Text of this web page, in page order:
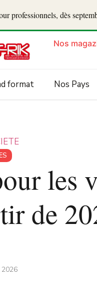
professionnels, dès
Nos
format Nos Pays
les
de
2026